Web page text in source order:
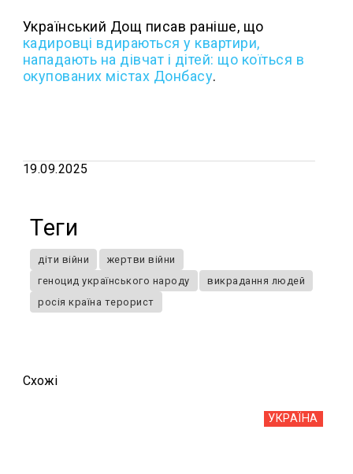
Український Дощ писав раніше, що
кадировці вдираються у квартири,
нападають на дівчат і дітей: що коїться в
окупованих містах Донбасу.
19.09.2025
Теги
діти війни
жертви війни
геноцид українського народу
викрадання людей
росія країна терорист
Схожi
УКРАЇНА